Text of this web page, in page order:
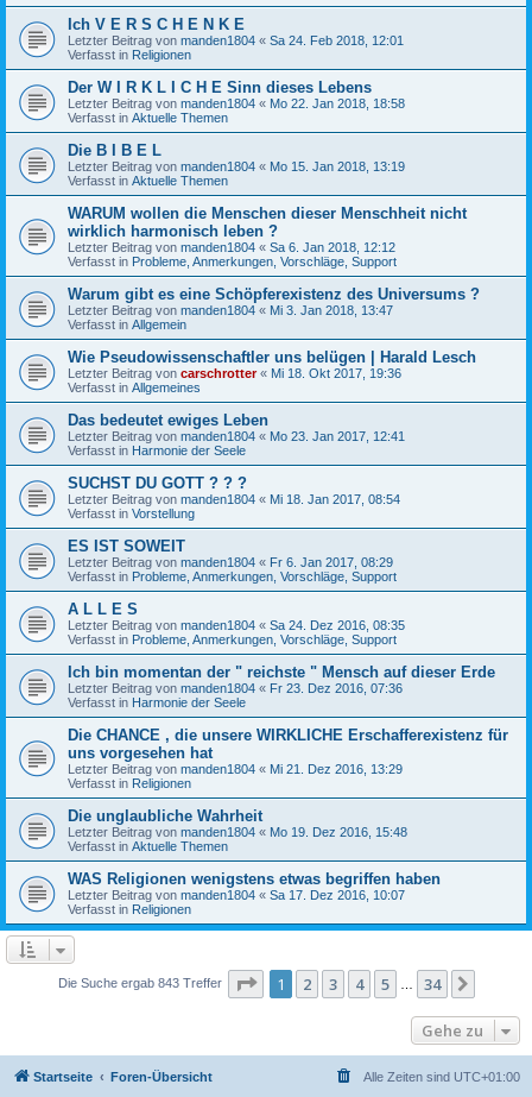
Ich V E R S C H E N K E
Letzter Beitrag von manden1804 « Sa 24. Feb 2018, 12:01
Verfasst in Religionen
Der W I R K L I C H E Sinn dieses Lebens
Letzter Beitrag von manden1804 « Mo 22. Jan 2018, 18:58
Verfasst in Aktuelle Themen
Die B I B E L
Letzter Beitrag von manden1804 « Mo 15. Jan 2018, 13:19
Verfasst in Aktuelle Themen
WARUM wollen die Menschen dieser Menschheit nicht
wirklich harmonisch leben ?
Letzter Beitrag von manden1804 « Sa 6. Jan 2018, 12:12
Verfasst in Probleme, Anmerkungen, Vorschläge, Support
Warum gibt es eine Schöpferexistenz des Universums ?
Letzter Beitrag von manden1804 « Mi 3. Jan 2018, 13:47
Verfasst in Allgemein
Wie Pseudowissenschaftler uns belügen | Harald Lesch
Letzter Beitrag von carschrotter« Mi 18. Okt 2017, 19:36
Verfasst in Allgemeines
Das bedeutet ewiges Leben
Letzter Beitrag von manden1804 « Mo 23. Jan 2017, 12:41
Verfasst in Harmonie der Seele
SUCHST DU GOTT ? ? ?
Letzter Beitrag von manden1804 « Mi 18. Jan 2017, 08:54
Verfasst in Vorstellung
ES IST SOWEIT
Letzter Beitrag von manden1804 « Fr 6. Jan 2017, 08:29
Verfasst in Probleme, Anmerkungen, Vorschläge, Support
A L L E S
Letzter Beitrag von manden1804 « Sa 24. Dez 2016, 08:35
Verfasst in Probleme, Anmerkungen, Vorschläge, Support
Ich bin momentan der " reichste " Mensch auf dieser Erde
Letzter Beitrag von manden1804 « Fr 23. Dez 2016, 07:36
Verfasst in Harmonie der Seele
Die CHANCE , die unsere WIRKLICHE Erschafferexistenz für
uns vorgesehen hat
Letzter Beitrag von manden1804 « Mi 21. Dez 2016, 13:29
Verfasst in Religionen
Die unglaubliche Wahrheit
Letzter Beitrag von manden1804 « Mo 19. Dez 2016, 15:48
Verfasst in Aktuelle Themen
WAS Religionen wenigstens etwas begriffen haben
Letzter Beitrag von manden1804 « Sa 17. Dez 2016, 10:07
Verfasst in Religionen
Die Suche ergab 843 Treffer Seite 1von 34
1 2 3 4 5 34
Gehe zu
Startseite Foren-Übersicht Alle Zeiten sind UTC+01:00